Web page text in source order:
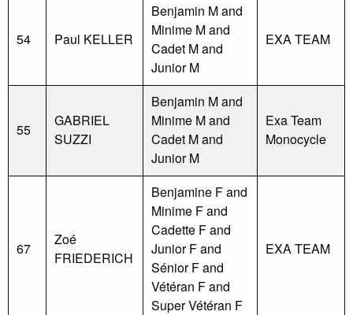
54 Paul KELLER
Benjamin M and
Minime M and
Cadet M and
Junior M
EXA TEAM
55
GABRIEL
SUZZI
Benjamin M and
Minime M and
Cadet M and
Junior M
Exa Team
Monocycle
67
Zoé
FRIEDERICH
Benjamine F and
Minime F and
Cadette F and
Junior F and
Sénior F and
Vétéran F and
Super Vétéran F
EXA TEAM